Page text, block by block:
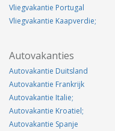
Vliegvakantie Portugal
Vliegvakantie Kaapverdie;
Autovakanties
Autovakantie Duitsland
Autovakantie Frankrijk
Autovakantie Italie;
Autovakantie Kroatiel;
Autovakantie Spanje